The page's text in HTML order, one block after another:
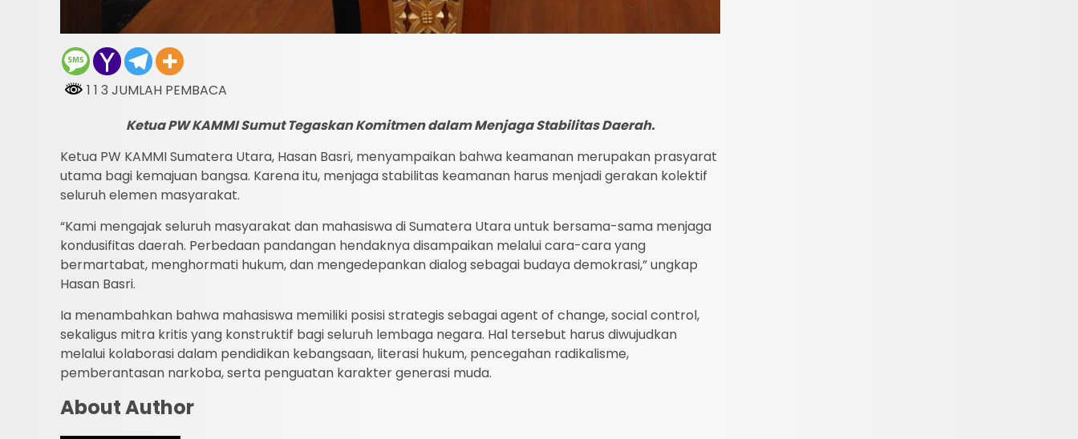
1 1 3 JUMLAH PEMBACA
Ketua PW KAMMI Sumut Tegaskan Komitmen dalam Menjaga Stabilitas Daerah.
Ketua PW KAMMI Sumatera Utara, Hasan Basri, menyampaikan bahwa keamanan merupakan prasyarat
utama bagi kemajuan bangsa. Karena itu, menjaga stabilitas keamanan harus menjadi gerakan kolektif
seluruh elemen masyarakat.
“Kami mengajak seluruh masyarakat dan mahasiswa di Sumatera Utara untuk bersama-sama menjaga
kondusifitas daerah. Perbedaan pandangan hendaknya disampaikan melalui cara-cara yang
bermartabat, menghormati hukum, dan mengedepankan dialog sebagai budaya demokrasi,” ungkap
Hasan Basri.
Ia menambahkan bahwa mahasiswa memiliki posisi strategis sebagai agent of change, social control,
sekaligus mitra kritis yang konstruktif bagi seluruh lembaga negara. Hal tersebut harus diwujudkan
melalui kolaborasi dalam pendidikan kebangsaan, literasi hukum, pencegahan radikalisme,
pemberantasan narkoba, serta penguatan karakter generasi muda.
About Author